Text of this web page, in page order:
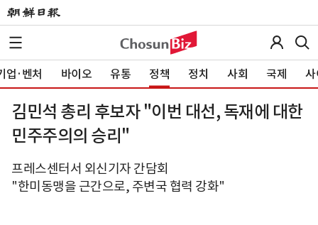
업·벤처 바이오 유통 정책 정치 사회 국제 사
김민석 총리 후보자 "이번 대선, 독재에 대한
민주주의의 승리"
프레스센터서 외신기자 간담회
"한미동맹을 근간으로, 주변국 협력 강화"